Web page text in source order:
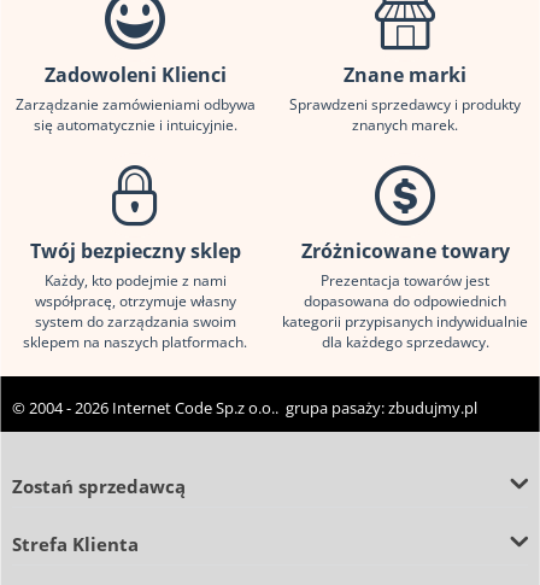
Zadowoleni Klienci
Zarządzanie zamówieniami odbywa
się automatycznie i intuicyjnie.
Znane marki
Sprawdzeni sprzedawcy i produkty
znanych marek.
Twój bezpieczny sklep
Każdy, kto podejmie z nami
współpracę, otrzymuje własny
system do zarządzania swoim
sklepem na naszych platformach.
Zróżnicowane towary
Prezentacja towarów jest
dopasowana do odpowiednich
kategorii przypisanych indywidualnie
dla każdego sprzedawcy.
© 2004 - 2026 Internet Code Sp.z o.o.. grupa pasaży:zbudujmy.pl
Zostań sprzedawcą
Strefa Klienta